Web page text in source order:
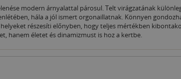
modern árnyalattal párosul. Telt virágzatának
hála a jól ismert orgonaillatnak. Könnyen
részesíti előnyben, hogy teljes mértékben
hanem életet és dinamizmust is hoz a kertbe.